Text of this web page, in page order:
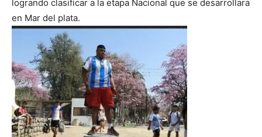
logrando clasificar a la etapa Nacional que se desarrollara
en Mar del plata.